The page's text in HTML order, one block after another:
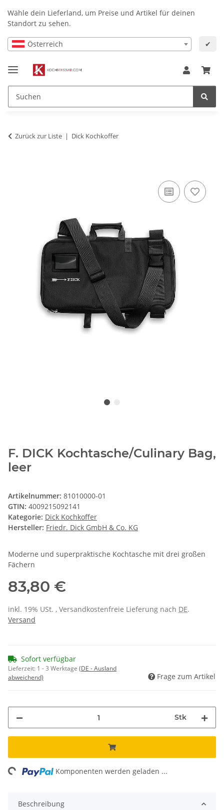
Wähle dein Lieferland, um Preise und Artikel für deinen
Standort zu sehen.
Österreich ✔
Zurück zur Liste Dick Kochkoffer
F. DICK Kochtasche/Culinary Bag,
leer
Artikelnummer: 81010000-01
GTIN: 4009215092141
Kategorie: Dick Kochkoffer
Hersteller: Friedr. Dick GmbH & Co. KG
Moderne und superpraktische Kochtasche mit drei großen
Fächern
83,80 €
inkl. 19% USt. , Versandkostenfreie Lieferung nach DE.
Versand
Sofort verfügbar
Lieferzeit: 1 - 3 Werktage (DE - Ausland
abweichend)
Frage zum Artikel
Stk
Komponenten werden geladen ...
Beschreibung